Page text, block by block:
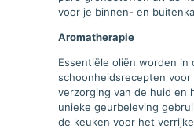
voor je binnen- en
Aromatherapie
Essentiële oliën worden in
schoonheidsrecepten voor
verzorging van de huid en
unieke geurbeleving
de keuken voor het